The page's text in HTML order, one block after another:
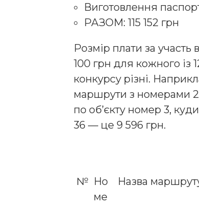
Виготовлення
РАЗОМ: 115 152 грн
Розмір плати за
100 грн для кожного із
конкурсу різні.
маршрути з номерами
по об’єкту номер 3,
36 — це 9 596 грн.
№ Но
ме
Назва